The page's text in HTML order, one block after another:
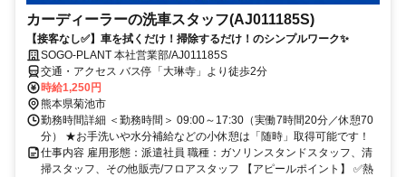
カーディーラーの洗車スタッフ(AJ011185S)
【接客なし✅】車を拭くだけ！掃除するだけ！のシンプルワーク✨
SOGO-PLANT 本社営業部/AJ011185S
交通・アクセス バス停「大琳寺」より徒歩2分
時給1,250円
熊本県菊池市
勤務時間詳細 ＜勤務時間＞ 09:00～17:30（実働7時間20分／休憩70
分） ★お手洗いや水分補給などの小休憩は「随時」取得可能です！
仕事内容 雇用形態：派遣社員 職種：ガソリンスタンドスタッフ、清
掃スタッフ、その他販売/フロアスタッフ 【アピールポイント】 ✅熱